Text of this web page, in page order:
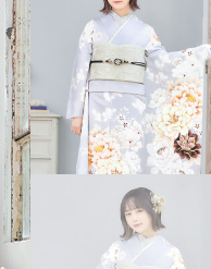
島根県(26)
山口県(60)
九州／沖縄
福岡県(160) 熊本県(67)
佐賀県(25)
大分県(36)
鹿児島県(31)
沖縄県(40)